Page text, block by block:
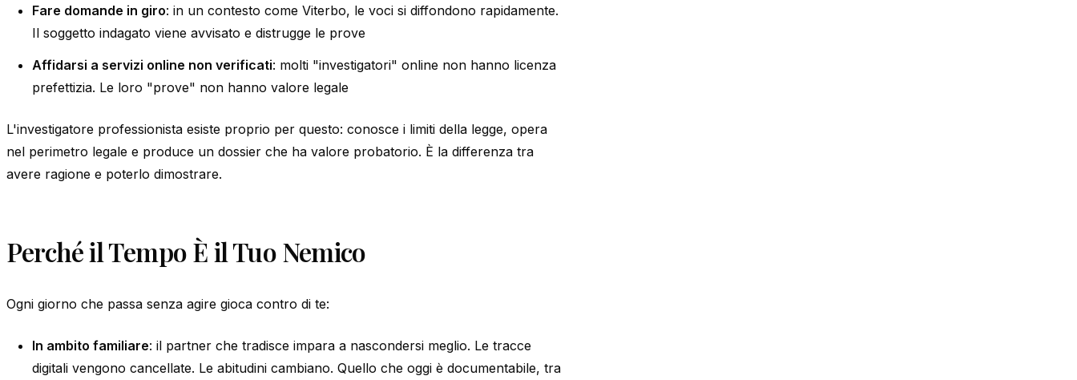
Fare domande in giro: in un contesto come Viterbo, le voci si diffondono rapidamente.
Il soggetto indagato viene avvisato e distrugge le prove
Affidarsi a servizi online non verificati: molti "investigatori" online non hanno licenza
prefettizia. Le loro "prove" non hanno valore legale
L'investigatore professionista esiste proprio per questo: conosce i limiti della legge, opera
nel perimetro legale e produce un dossier che ha valore probatorio. È la differenza tra
avere ragione e poterlo dimostrare.
Perché il Tempo È il Tuo Nemico
Ogni giorno che passa senza agire gioca contro di te:
In ambito familiare: il partner che tradisce impara a nascondersi meglio. Le tracce
digitali vengono cancellate. Le abitudini cambiano. Quello che oggi è documentabile, tra